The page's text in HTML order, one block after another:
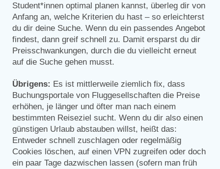
Student*innen optimal planen kannst, überleg dir von
Anfang an, welche Kriterien du hast – so erleichterst
du dir deine Suche. Wenn du ein passendes Angebot
findest, dann greif schnell zu. Damit ersparst du dir
Preisschwankungen, durch die du vielleicht erneut
auf die Suche gehen musst.
Übrigens: Es ist mittlerweile ziemlich fix, dass
Buchungsportale von Fluggesellschaften die Preise
erhöhen, je länger und öfter man nach einem
bestimmten Reiseziel sucht. Wenn du dir also einen
günstigen Urlaub abstauben willst, heißt das:
Entweder schnell zuschlagen oder regelmäßig
Cookies löschen, auf einen VPN zugreifen oder doch
ein paar Tage dazwischen lassen (sofern man früh